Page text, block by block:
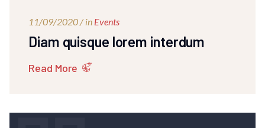
11/09/2020 / in Events
Diam quisque lorem interdum
Read More